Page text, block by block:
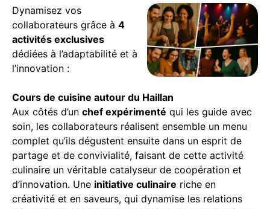
Dynamisez vos
collaborateurs grâce à 4
activités exclusives
dédiées à l’adaptabilité et à
l’innovation :
Cours de cuisine autour du Haillan
Aux côtés d’un chef expérimenté qui les guide avec
soin, les collaborateurs réalisent ensemble un menu
complet qu’ils dégustent ensuite dans un esprit de
partage et de convivialité, faisant de cette activité
culinaire un véritable catalyseur de coopération et
d’innovation. Une initiative culinaire riche en
créativité et en saveurs, qui dynamise les relations